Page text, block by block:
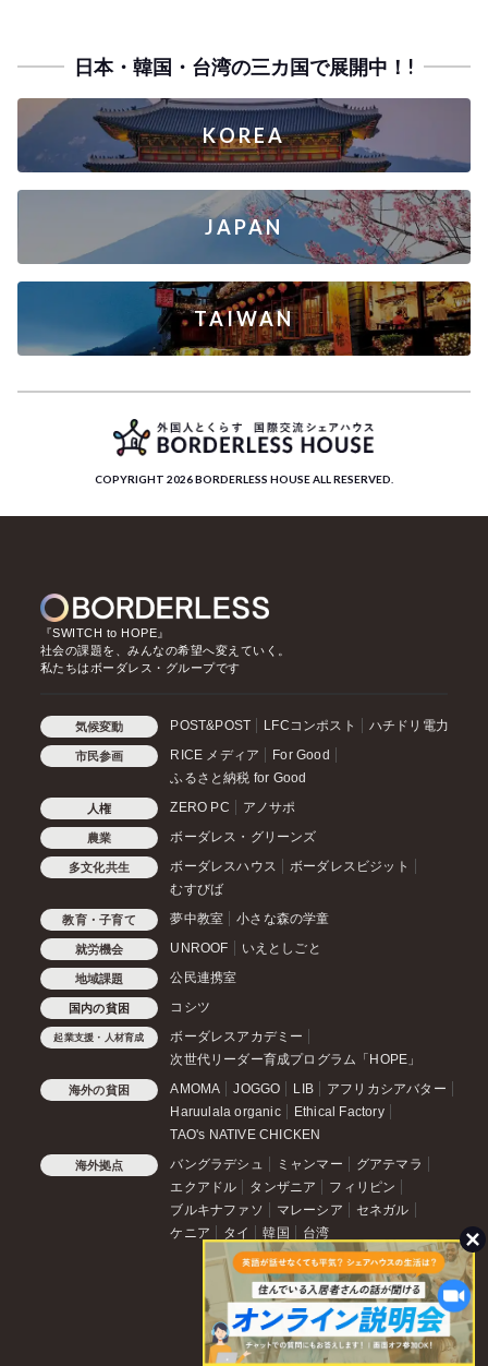
日本・韓国・台湾の三カ国で展開中！!
KOREA
JAPAN
TAIWAN
COPYRIGHT 2026 BORDERLESS HOUSE ALL RESERVED.
『SWITCH to HOPE』
社会の課題を、みんなの希望へ変えていく。
私たちはボーダレス・グループです
気候変動 POST&POST LFCコンポスト ハチドリ電力
市民参画 RICE メディア
For Good
ふるさと納税 for Good
人権 ZERO PC アノサポ
農業 ボーダレス・グリーンズ
多文化共生 ボーダレスハウス
ボーダレスビジット
むすびば
教育・子育て 夢中教室 小さな森の学童
就労機会 UNROOF いえとしごと
地域課題 公民連携室
国内の貧困 コシツ
起業支援・人材育成
ボーダレスアカデミー
次世代リーダー育成プログラム「HOPE」
海外の貧困 AMOMA JOGGO LIB
アフリカシアバター
Haruulala organic
Ethical Factory
TAO's NATIVE CHICKEN
海外拠点 バングラデシュ ミャンマー
グアテマラ
エクアドル
タンザニア
フィリピン
ブルキナファソ
マレーシア
セネガル
ケニア
タイ 韓国 台湾